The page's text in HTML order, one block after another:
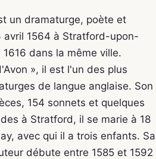
un dramaturge, poète et
avril 1564 à Stratford-upon-
dans la même ville.
», il est l'un des plus
de langue anglaise. Son
154 sonnets et quelques
à Stratford, il se marie à 18
avec qui il a trois enfants. Sa
débute entre 1585 et 1592